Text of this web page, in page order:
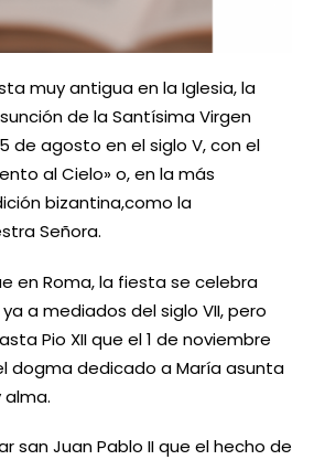
muy antigua en la Iglesia, la
de la Santísima Virgen
de agosto en el siglo V, con el
al Cielo» o, en la más
bizantina,como la
Señora.
en Roma, la fiesta se celebra
a mediados del siglo VII, pero
Pio XII que el 1 de noviembre
dogma dedicado a María asunta
alma.
san Juan Pablo II que el hecho de